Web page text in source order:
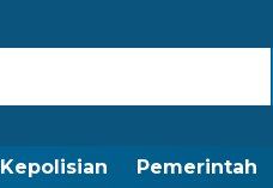
Kepolisian Pemerintah